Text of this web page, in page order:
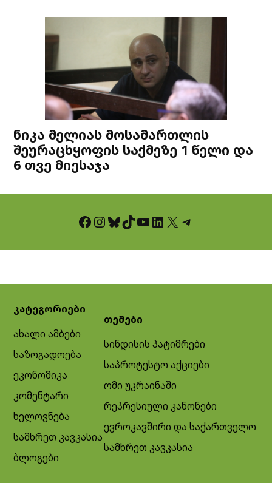
ნიკა მელიას მოსამართლის
შეურაცხყოფის საქმეზე 1 წელი და
6 თვე მიესაჯა
Facebook InstagramBluesky TikTok YouTube LinkedIn X Telegram
კატეგორიები
ახალი ამბები
საზოგადოება
ეკონომიკა
კომენტარი
ხელოვნება
სამხრეთ კავკასია
ბლოგები
თემები
სინდისის პატიმრები
საპროტესტო აქციები
ომი უკრაინაში
რეპრესიული კანონები
ევროკავშირი და საქართველო
სამხრეთ კავკასია